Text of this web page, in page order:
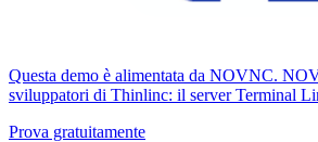
Questa demo è alimentata da NOVNC.
sviluppatori di Thinlinc: il server Terminal
Prova gratuitamente